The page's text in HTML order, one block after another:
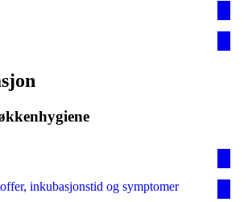
inkubasjonstid og symptomer